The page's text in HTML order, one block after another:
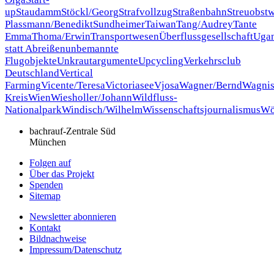
upStaudammStöckl/GeorgStrafvollzugStraßenbahn
Plassmann/BenediktSundheimerTaiwanTang/AudreyTante
EmmaThoma/ErwinTransportwesenÜberflussgesellschaft
statt Abreißenunbemannte
FlugobjekteUnkrautargumenteUpcyclingVerkehrsclub
DeutschlandVertical
FarmingVicente/TeresaVictoriaseeVjosaWagner/Bernd
KreisWienWiesholler/JohannWildfluss-
NationalparkWindisch/WilhelmWissenschaftsjournalismus
bachrauf-Zentrale Süd
München
Folgen auf
Über das Projekt
Spenden
Sitemap
Newsletter abonnieren
Kontakt
Bildnachweise
Impressum/Datenschutz